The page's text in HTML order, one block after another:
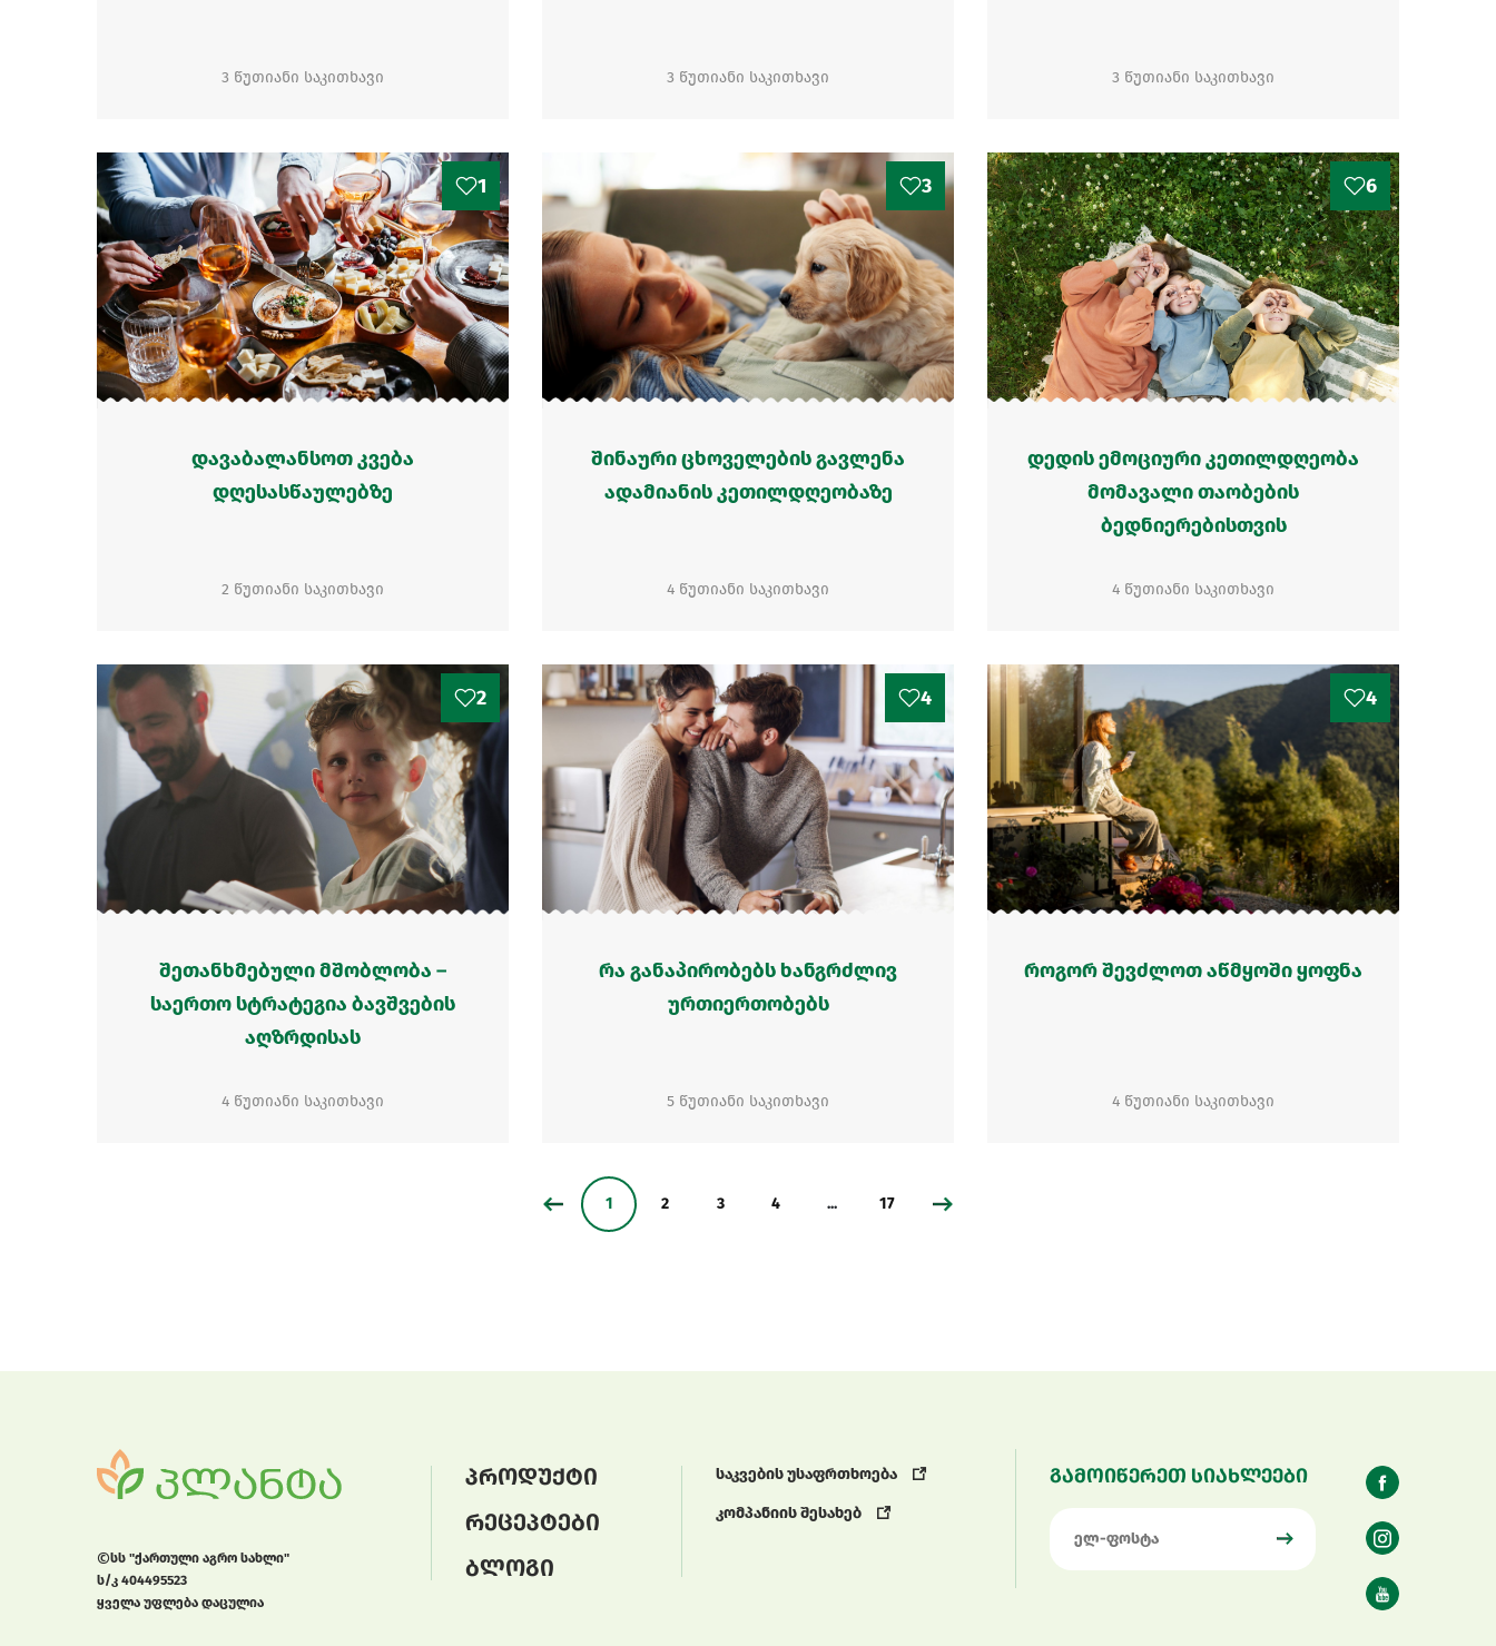
3 წუთიანი საკითხავი 3 წუთიანი საკითხავი 3 წუთიანი საკითხავი
1
დავაბალანსოთ კვება
დღესასწაულებზე
2 წუთიანი საკითხავი
3
შინაური ცხოველების გავლენა
ადამიანის კეთილდღეობაზე
4 წუთიანი საკითხავი
6
დედის ემოციური კეთილდღეობა
მომავალი თაობების
ბედნიერებისთვის
4 წუთიანი საკითხავი
2
შეთანხმებული მშობლობა –
საერთო სტრატეგია ბავშვების
აღზრდისას
4 წუთიანი საკითხავი
4
რა განაპირობებს ხანგრძლივ
ურთიერთობებს
5 წუთიანი საკითხავი
4
როგორ შევძლოთ აწმყოში ყოფნა
4 წუთიანი საკითხავი
1 2 3 4 ... 17
სს "ქართული აგრო სახლი"
ს/კ 404495523
ყველა უფლება დაცულია
პროდუქტი
რეცეპტები
ბლოგი
საკვების უსაფრთხოება
კომპანიის შესახებ
გამოიწერეთ სიახლეები